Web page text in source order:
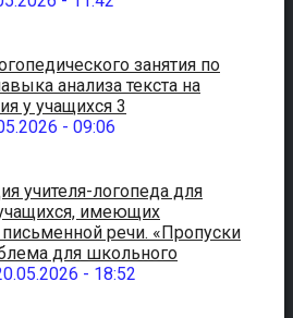
занятия по
анализа текста на
у учащихся 3
- 09:06
учителя-логопеда для
имеющих
речи. «Пропуски
для школьного
- 18:52